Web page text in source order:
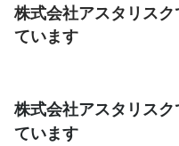
株式会社アスタリス
ています
株式会社アスタリス
ています